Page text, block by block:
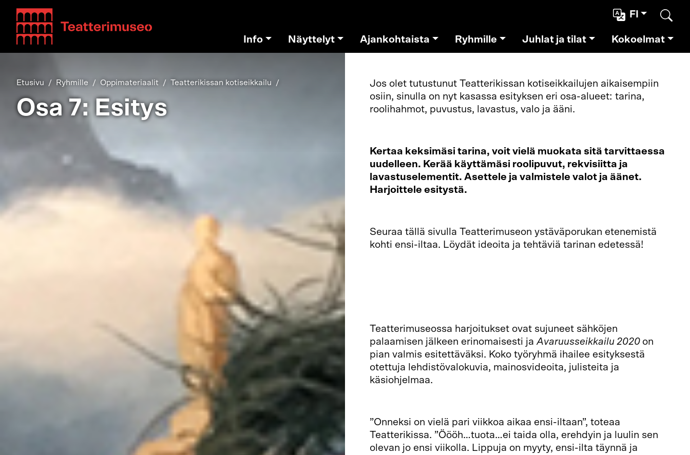
Teatterimuseo FI
Info Näyttelyt Ajankohtaista Ryhmille Juhlat ja tilat Kokoelmat
Etusivu Ryhmille Oppimateriaalit Teatterikissan kotiseikkailu
Osa 7: Esitys
Jos olet tutustunut Teatterikissan kotiseikkailujen aikaisempiin
osiin, sinulla on nyt kasassa esityksen eri osa-alueet: tarina,
roolihahmot, puvustus, lavastus, valo ja ääni.
Kertaa keksimäsi tarina, voit vielä muokata sitä tarvittaessa
uudelleen. Kerää käyttämäsi roolipuvut, rekvisiitta ja
lavastuselementit. Asettele ja valmistele valot ja äänet.
Harjoittele esitystä.
Seuraa tällä sivulla Teatterimuseon ystäväporukan etenemistä
kohti ensi-iltaa. Löydät ideoita ja tehtäviä tarinan edetessä!
Teatterimuseossa harjoitukset ovat sujuneet sähköjen
palaamisen jälkeen erinomaisesti ja Avaruusseikkailu 2020 on
pian valmis esitettäväksi. Koko työryhmä ihailee esityksestä
otettuja lehdistövalokuvia, mainosvideoita, julisteita ja
käsiohjelmaa.
”Onneksi on vielä pari viikkoa aikaa ensi-iltaan”, toteaa
Teatterikissa. ”Öööh…tuota…ei taida olla, erehdyin ja luulin sen
olevan jo ensi viikolla. Lippuja on myyty, ensi-ilta täynnä ja